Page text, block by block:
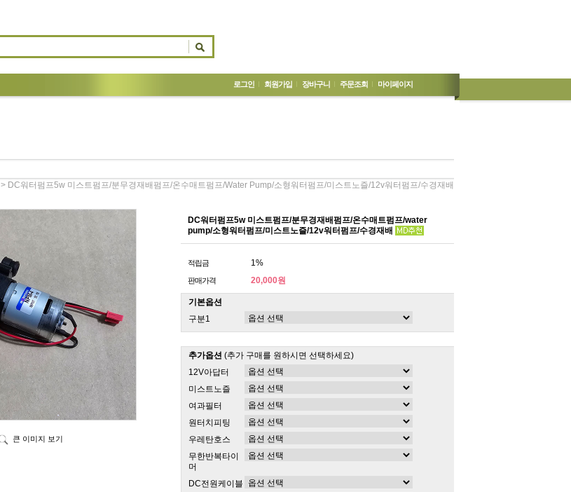
로그인 회원가입 장바구니 주문조회 마이페이지
> DC워터펌프5w 미스트펌프/분무경재배펌프/온수매트펌프/water Pump/소형워터펌프/미스트노즐/12v워터펌프/수경재배
큰 이미지 보기
DC워터펌프5w 미스트펌프/분무경재배펌프/온수매트펌프/water
pump/소형워터펌프/미스트노즐/12v워터펌프/수경재배
적립금 1%
판매가격 20,000원
기본옵션
구분1
추가옵션 (추가 구매를 원하시면 선택하세요)
12V아답터
미스트노즐
여과필터
원터치피팅
우레탄호스
무한반복타이
머
DC전원케이블